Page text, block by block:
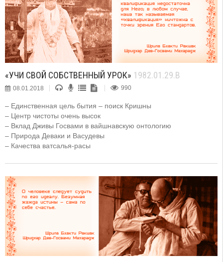
«УЧИ СВОЙ СОБСТВЕННЫЙ УРОК» 1982.01.29.B
08.01.2018 990
– Единственная цель бытия – поиск Кришны
– Центр чистоты очень высок
– Вклад Дживы Госвами в вайшнавскую онтологию
– Природа Деваки и Васудевы
– Качества ватсалья-расы